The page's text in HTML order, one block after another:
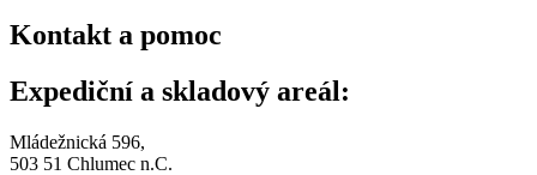
Kontakt a pomoc
Expediční a skladový areál:
Mládežnická 596,
503 51 Chlumec n.C.